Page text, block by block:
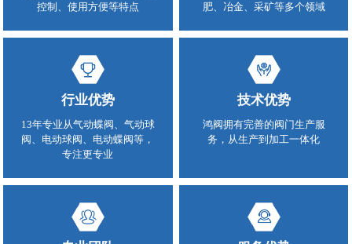
控制、使用方便等特点
肥、冶金、采矿等多个领域
行业优势
13年专业从气动蝶阀、气动球
阀、电动球阀、电动蝶阀等，
专注更专业
技术优势
鸿阀拥有完善的阀门生产服
务，从生产到加工一体化